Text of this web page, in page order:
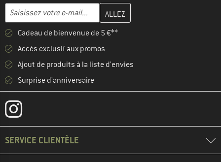
Adresse e-mail
Entrez votre adresse e-mail ici et créez votre compte client à la
Cadeau de bienvenue de 5 €**
Accès exclusif aux promos
Ajout de produits à la liste d'envies
Surprise d'anniversaire
SERVICE CLIENTÈLE